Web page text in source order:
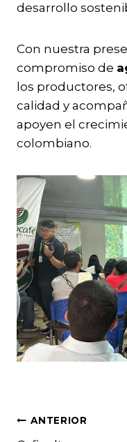
desarrollo
Con nuestra
compromiso de
los productores,
calidad y
apoyen el
colombiano.
ANTERIOR